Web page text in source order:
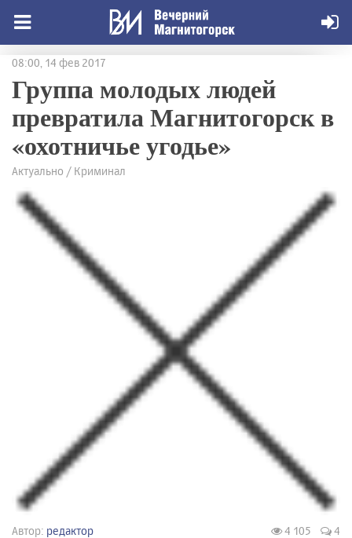
08:00, 14 фев 2017
Группа молодых людей
превратила Магнитогорск в
«охотничье угодье»
Актуально / Криминал
Автор: редактор 4 105 4